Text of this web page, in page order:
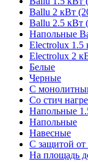
Ballu 2 кВт
Ballu 2.5 кВт
Напольные
Electrolux 1.5
Electrolux 2
Белые
Черные
С
Со стич
Напольные
Напольные
Навесные
С защитой от
На площадь